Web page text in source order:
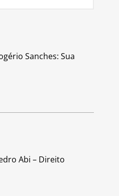
Sanches: Sua
Abi – Direito